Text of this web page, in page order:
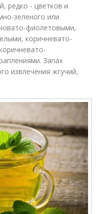
редко - цветков и
зеленого или
фиолетовыми,
коричневато-
Запах
извлечения жгучий,